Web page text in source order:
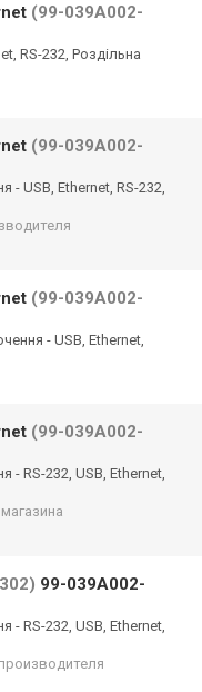
(99-039A002-
RS-232, Роздільна
(99-039A002-
- USB, Ethernet, RS-232,
(99-039A002-
- USB, Ethernet,
(99-039A002-
- RS-232, USB, Ethernet,
99-039A002-
- RS-232, USB, Ethernet,